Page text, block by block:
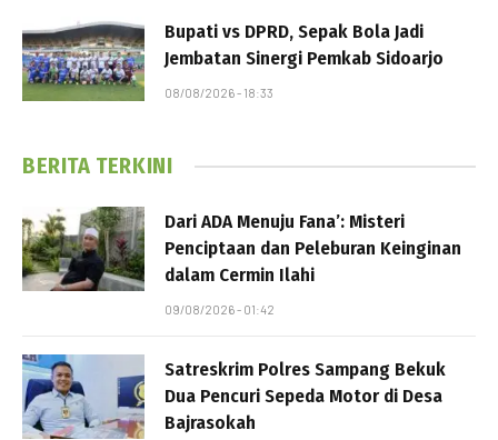
Bupati vs DPRD, Sepak Bola Jadi
Jembatan Sinergi Pemkab Sidoarjo
08/08/2026 - 18:33
BERITA TERKINI
Dari ADA Menuju Fana’: Misteri
Penciptaan dan Peleburan Keinginan
dalam Cermin Ilahi
09/08/2026 - 01:42
Satreskrim Polres Sampang Bekuk
Dua Pencuri Sepeda Motor di Desa
Bajrasokah